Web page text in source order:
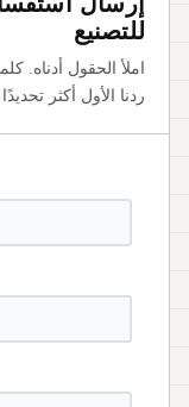
للتصنيع
املأ الحقول أدناه.
ردنا الأول أكثر